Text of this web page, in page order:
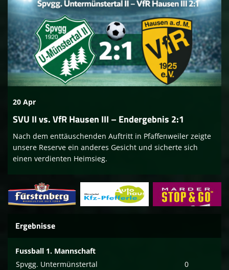
20 Apr
SVU II vs. VfR Hausen III – Endergebnis 2:1
Nach dem enttäuschenden Auftritt in Pfaffenweiler zeigte
unsere Reserve ein anderes Gesicht und sicherte sich
einen verdienten Heimsieg.
Ergebnisse
Fussball 1. Mannschaft
Spvgg. Untermünstertal
0